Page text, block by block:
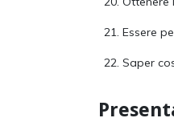
Essere
Saper